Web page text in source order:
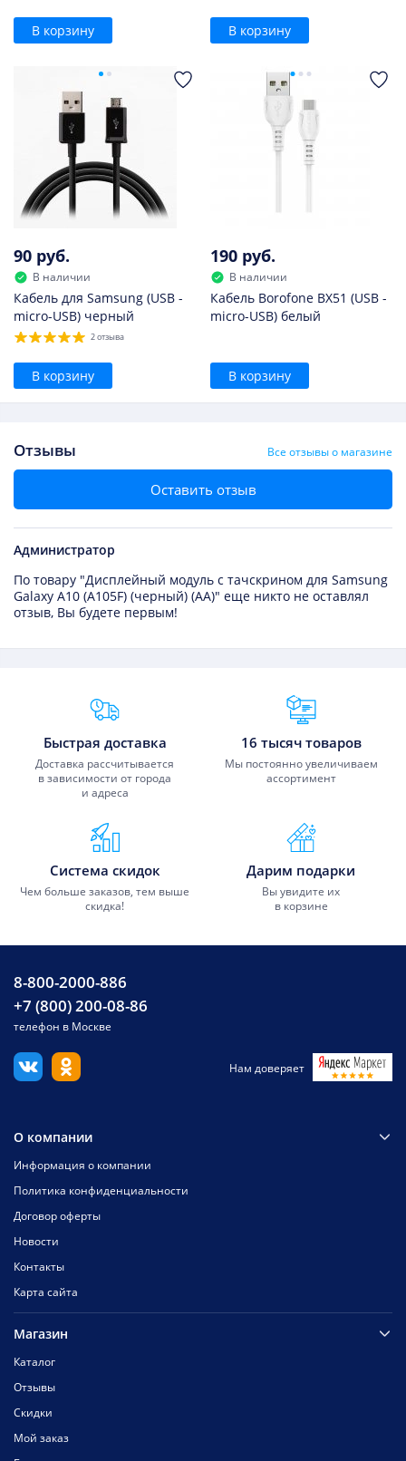
В корзину В корзину
90 руб.
В наличии
Кабель для Samsung (USB -
micro-USB) черный
2 отзыва
В корзину
190 руб.
В наличии
Кабель Borofone BX51 (USB -
micro-USB) белый
В корзину
Отзывы Все отзывы о магазине
Оставить отзыв
Администратор
По товару "Дисплейный модуль с тачскрином для Samsung
Galaxy A10 (A105F) (черный) (AA)" еще никто не оставлял
отзыв, Вы будете первым!
Преимущества Fixmobile
Быстрая доставка
Доставка рассчитывается
в зависимости от города
и адреса
16 тысяч товаров
Мы постоянно увеличиваем
ассортимент
Система скидок
Чем больше заказов, тем выше
скидка!
Дарим подарки
Вы увидите их
в корзине
8-800-2000-886
+7 (800) 200-08-86
телефон в Москве
Нам доверяет
О компании
Информация о компании
Политика конфиденциальности
Договор оферты
Новости
Контакты
Карта сайта
Магазин
Каталог
Отзывы
Скидки
Мой заказ